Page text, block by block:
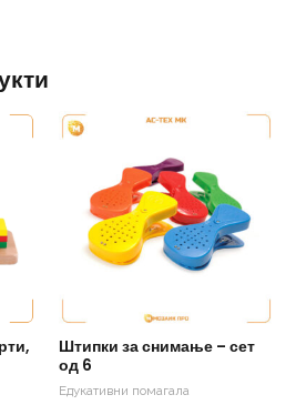
Штипки за снимање – сет
од 6
Едукативни помагала